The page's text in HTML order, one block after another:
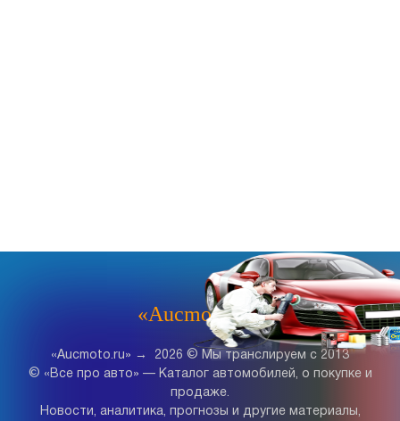
«Aucmoto.ru»
«Aucmoto.ru» → 2026 © Мы транслируем с 2013
© «Все про авто» — Каталог автомобилей, о покупке и
продаже.
Новости, аналитика, прогнозы и другие материалы,